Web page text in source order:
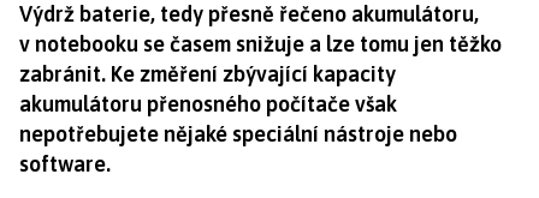
Výdrž baterie, tedy přesně řečeno akumulátoru,
v notebooku se časem snižuje a lze tomu jen těžko
zabránit. Ke změření zbývající kapacity
akumulátoru přenosného počítače však
nepotřebujete nějaké speciální nástroje nebo
software.